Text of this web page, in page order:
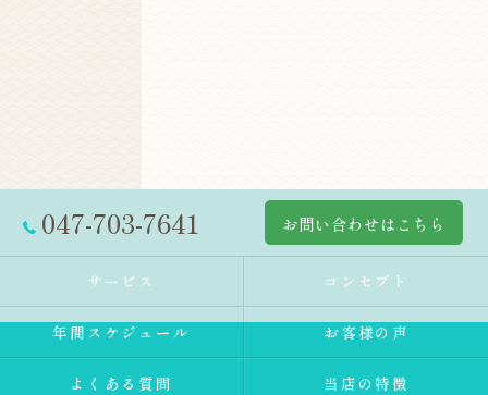
047-703-7641 お問い合わせはこちら
サービス コンセプト
年間スケジュール お客様の声
よくある質問 当店の特徴